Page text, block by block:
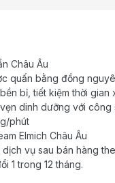
Châu Âu
quấn bằng đồng
bỉ, tiết kiệm thời gian
dinh dưỡng với công
phút
Elmich Châu Âu
dịch vụ sau bán hàng
1 trong 12 tháng.